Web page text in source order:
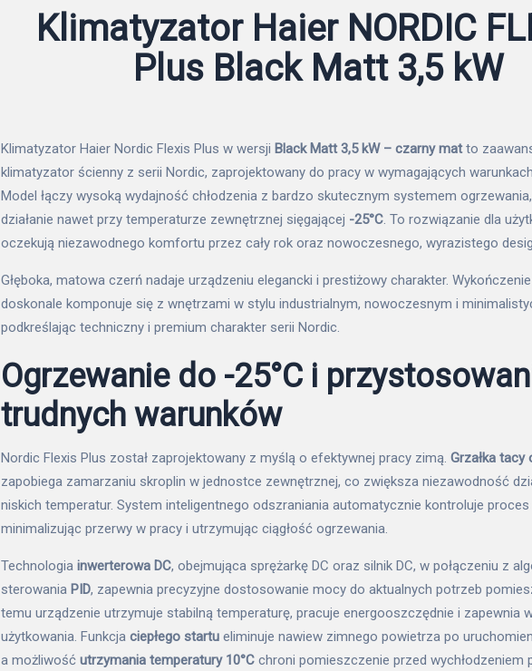
Klimatyzator Haier NORDIC
Plus Black Matt 3,5 kW
Klimatyzator Haier Nordic Flexis Plus w wersji Black Matt 3,5 kW – czarny matto
klimatyzator ścienny z serii Nordic, zaprojektowany do pracy w wymagających
Model łączy wysoką wydajność chłodzenia z bardzo skutecznym systemem
działanie nawet przy temperaturze zewnętrznej sięgającej -25°C. To rozwiązanie dla
oczekują niezawodnego komfortu przez cały rok oraz nowoczesnego, wyrazistego
Głęboka, matowa czerń nadaje urządzeniu elegancki i prestiżowy charakter.
doskonale komponuje się z wnętrzami w stylu industrialnym, nowoczesnym i
podkreślając techniczny i premium charakter serii Nordic.
Ogrzewanie do -25°C i
trudnych warunków
Nordic Flexis Plus został zaprojektowany z myślą o efektywnej pracy zimą. Grzałka tacy
zapobiega zamarzaniu skroplin w jednostce zewnętrznej, co zwiększa niezawodność
niskich temperatur. System inteligentnego odszraniania automatycznie kontroluje proces
minimalizując przerwy w pracy i utrzymując ciągłość ogrzewania.
Technologia inwerterowa DC, obejmująca sprężarkę DC oraz silnik DC, w połączeniu z
sterowania PID, zapewnia precyzyjne dostosowanie mocy do aktualnych potrzeb
temu urządzenie utrzymuje stabilną temperaturę, pracuje energooszczędnie i zapewnia
użytkowania. Funkcja ciepłego startu eliminuje nawiew zimnego powietrza po
a możliwość utrzymania temperatury 10°C chroni pomieszczenie przed wychłodzeniem